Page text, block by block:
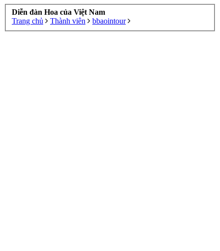
Diễn đàn Hoa của Việt Nam
Trang chủ
Thành viên bbaointour